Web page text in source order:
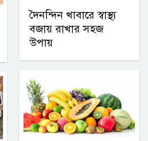
দৈনন্দিন খাবারে স্বাস্থ্য
বজায় রাখার সহজ
উপায়